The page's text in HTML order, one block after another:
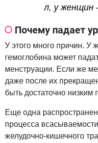
л, у женщин
Почему падает
У этого много причин. У
гемоглобина может
менструации. Если же
даже после их
быть достаточно
Еще одна
процесса
желудочно-кишечного